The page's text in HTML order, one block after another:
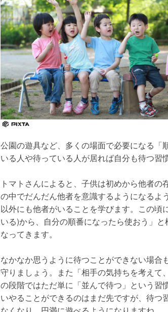
公園の遊具など、多くの場面で必要になる「
いる人や待っている人が居れば自分も待つ習
トマトさんによると、子供は初めから他者
の中でだんだん他者を意識するようになる
以外にも他者がいることを学びます。この頃
いる)から、自分の順番になったら使おう」
なってきます。
なかなか思うように待つことができない場
守りましょう。また「相手の気持ちを考えて
の段階ではただ単に「並んで待つ」という
いやることができるのはまだ先ですが、待